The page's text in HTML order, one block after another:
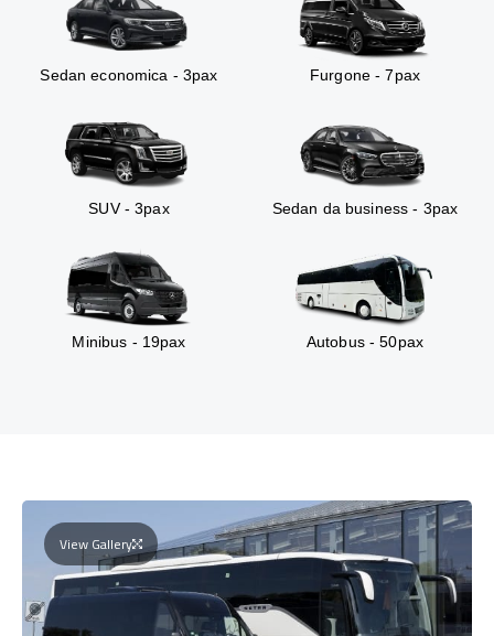
Sedan economica - 3pax Furgone - 7pax
SUV - 3pax Sedan da business - 3pax
Minibus - 19pax Autobus - 50pax
View Gallery